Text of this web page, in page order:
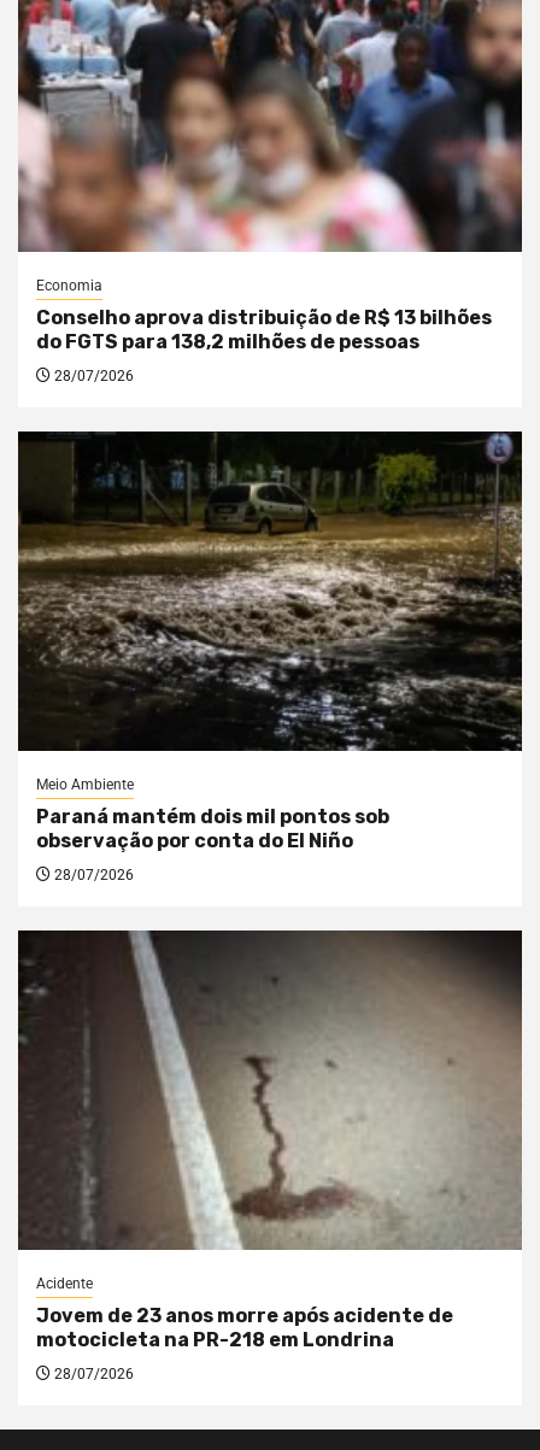
Economia
Conselho aprova distribuição de R$ 13 bilhões
do FGTS para 138,2 milhões de pessoas
28/07/2026
Meio Ambiente
Paraná mantém dois mil pontos sob
observação por conta do El Niño
28/07/2026
Acidente
Jovem de 23 anos morre após acidente de
motocicleta na PR-218 em Londrina
28/07/2026